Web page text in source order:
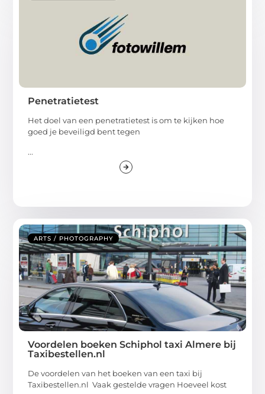
Penetratietest
Het doel van een penetratietest is om te kijken hoe
goed je beveiligd bent tegen
...
ARTS / PHOTOGRAPHY
Voordelen boeken Schiphol taxi Almere bij
Taxibestellen.nl
De voordelen van het boeken van een taxi bij
Taxibestellen.nl Vaak gestelde vragen Hoeveel kost